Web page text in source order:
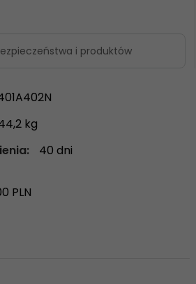
i produktów
kg
40 dni
PLN